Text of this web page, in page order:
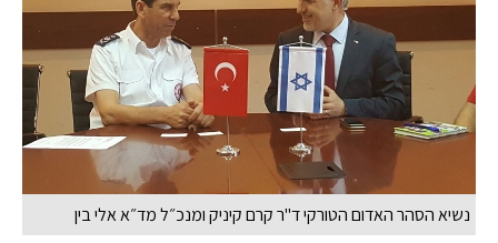
נשיא הסהר האדום הטורקי ד"ר קרם קיניק ומנכ״ל מד״א אלי בין